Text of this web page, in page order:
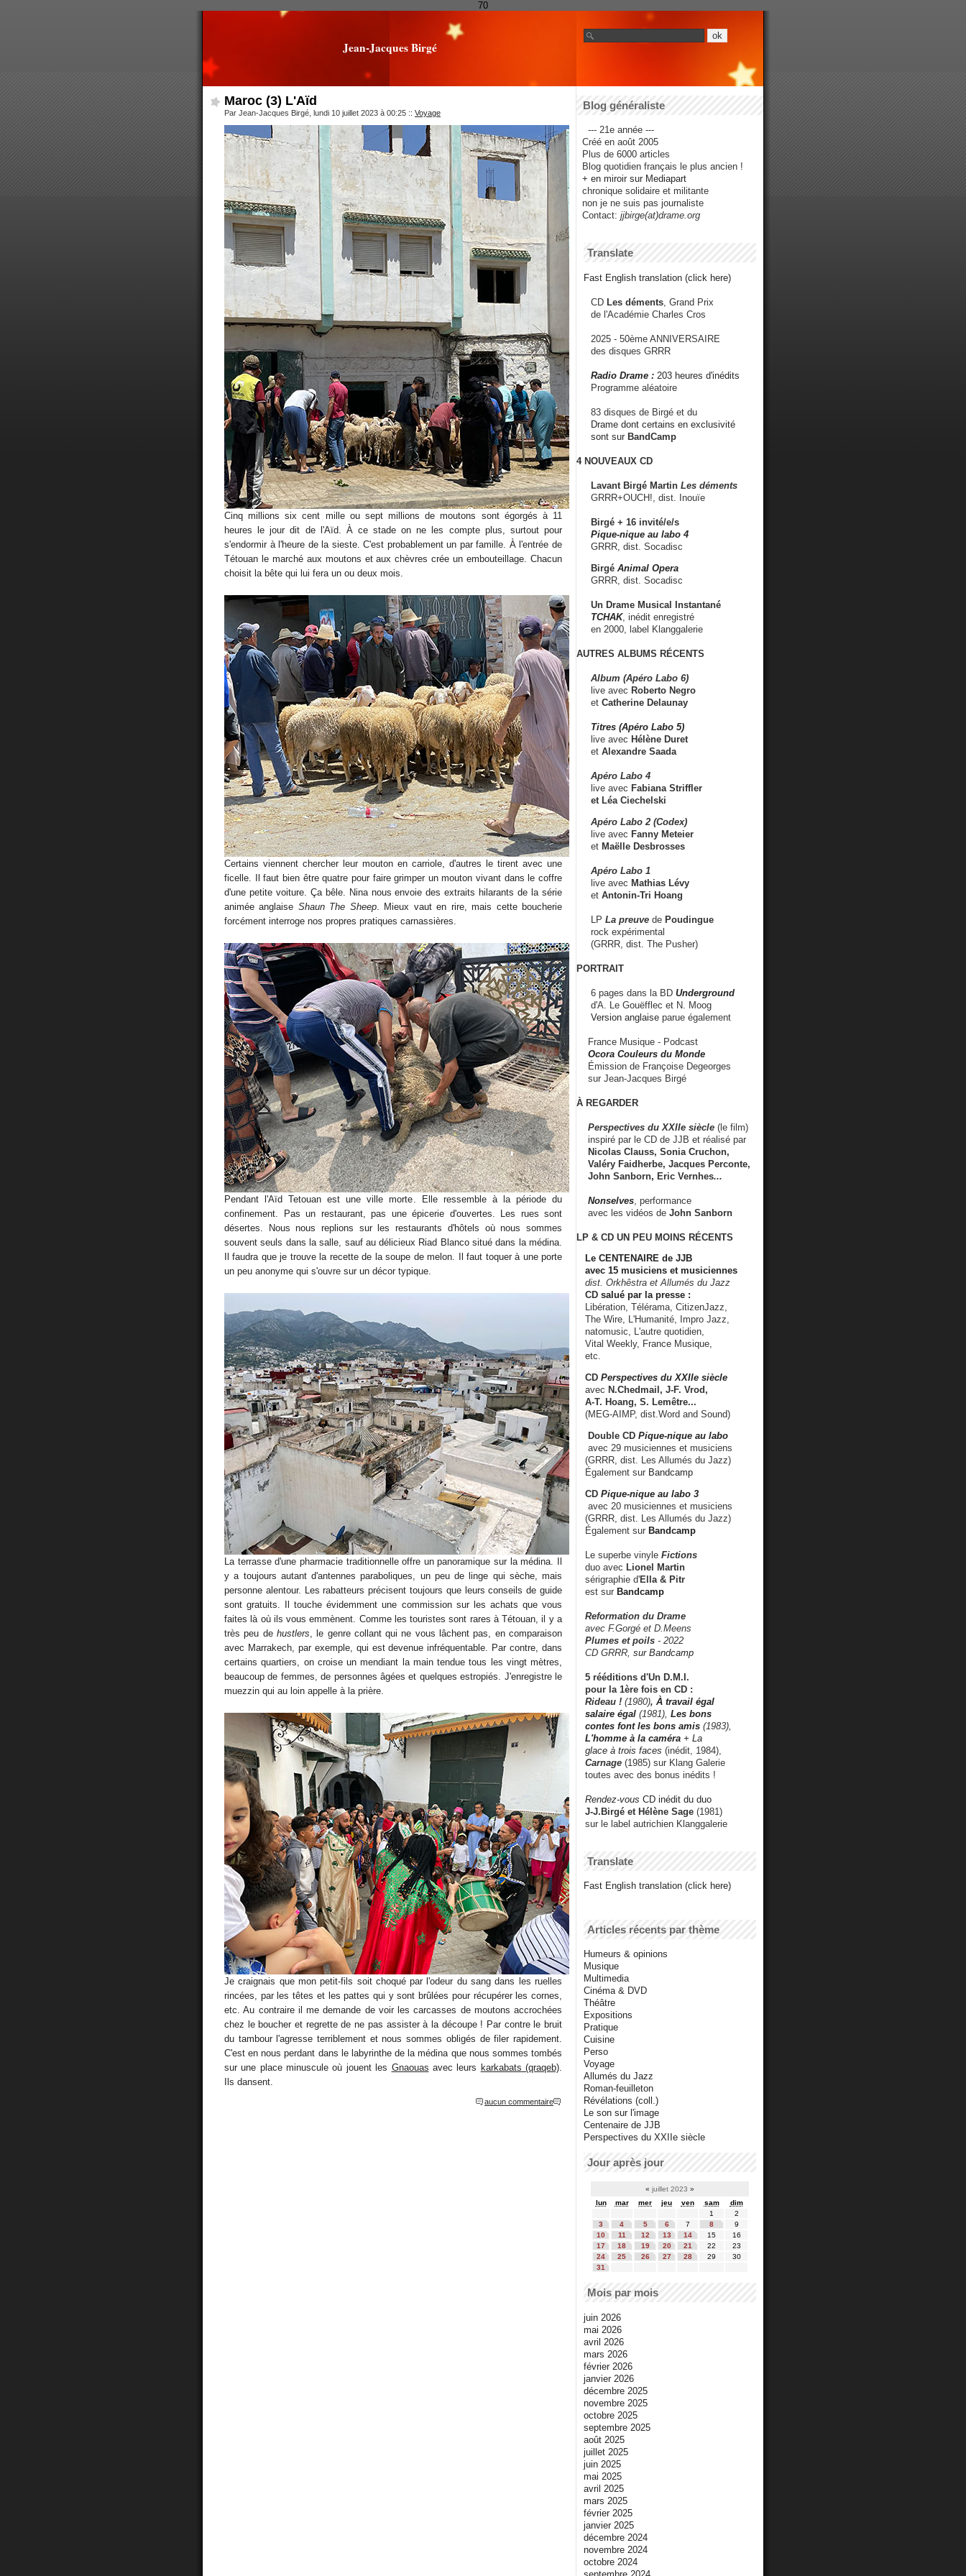
70
Jean-Jacques Birgé
Maroc (3) L'Aïd
Par Jean-Jacques Birgé, lundi 10 juillet 2023 à 00:25 :: Voyage
Cinq millions six cent mille ou sept millions de moutons sont égorgés à 11
heures le jour dit de l'Aïd. À ce stade on ne les compte plus, surtout pour
s'endormir à l'heure de la sieste. C'est probablement un par famille. À l'entrée de
Tétouan le marché aux moutons et aux chèvres crée un embouteillage. Chacun
choisit la bête qui lui fera un ou deux mois.
Certains viennent chercher leur mouton en carriole, d'autres le tirent avec une
ficelle. Il faut bien être quatre pour faire grimper un mouton vivant dans le coffre
d'une petite voiture. Ça bêle. Nina nous envoie des extraits hilarants de la série
animée anglaise Shaun The Sheep. Mieux vaut en rire, mais cette boucherie
forcément interroge nos propres pratiques carnassières.
Pendant l'Aïd Tetouan est une ville morte. Elle ressemble à la période du
confinement. Pas un restaurant, pas une épicerie d'ouvertes. Les rues sont
désertes. Nous nous replions sur les restaurants d'hôtels où nous sommes
souvent seuls dans la salle, sauf au délicieux Riad Blanco situé dans la médina.
Il faudra que je trouve la recette de la soupe de melon. Il faut toquer à une porte
un peu anonyme qui s'ouvre sur un décor typique.
La terrasse d'une pharmacie traditionnelle offre un panoramique sur la médina. Il
y a toujours autant d'antennes paraboliques, un peu de linge qui sèche, mais
personne alentour. Les rabatteurs précisent toujours que leurs conseils de guide
sont gratuits. Il touche évidemment une commission sur les achats que vous
faites là où ils vous emmènent. Comme les touristes sont rares à Tétouan, il y a
très peu de hustlers , le genre collant qui ne vous lâchent pas, en comparaison
avec Marrakech, par exemple, qui est devenue infréquentable. Par contre, dans
certains quartiers, on croise un mendiant la main tendue tous les vingt mètres,
beaucoup de femmes, de personnes âgées et quelques estropiés. J'enregistre le
muezzin qui au loin appelle à la prière.
Je craignais que mon petit-fils soit choqué par l'odeur du sang dans les ruelles
rincées, par les têtes et les pattes qui y sont brûlées pour récupérer les cornes,
etc. Au contraire il me demande de voir les carcasses de moutons accrochées
chez le boucher et regrette de ne pas assister à la découpe ! Par contre le bruit
du tambour l'agresse terriblement et nous sommes obligés de filer rapidement.
C'est en nous perdant dans le labyrinthe de la médina que nous sommes tombés
sur une place minuscule où jouent les Gnaouas avec leurs karkabats (qraqeb)
Ils dansent.
aucun commentaire
Blog généraliste
--- 21e année ---
Créé en août 2005
Plus de 6000 articles
Blog quotidien français le plus ancien !
+ en miroir sur Mediapart
chronique solidaire et militante
non je ne suis pas journaliste
Contact: jjbirge(at)drame.org
Translate
Fast English translation (click here)
CD Les déments , Grand Prix
de l'Académie Charles Cros
2025 - 50ème ANNIVERSAIRE
des disques GRRR
Radio Drame : 203 heures d'inédits
Programme aléatoire
83 disques de Birgé et du
Drame dont certains en exclusivité
sont sur BandCamp
4 NOUVEAUX CD
Lavant Birgé Martin Les déments
GRRR+OUCH!, dist. Inouïe
Birgé + 16 invité/e/s
Pique-nique au labo 4
GRRR, dist. Socadisc
Birgé Animal Opera
GRRR, dist. Socadisc
Un Drame Musical Instantané
TCHAK, inédit enregistré
en 2000, label Klanggalerie
AUTRES ALBUMS RÉCENTS
Album (Apéro Labo 6)
live avec Roberto Negro
et Catherine Delaunay
Titres (Apéro Labo 5)
live avec Hélène Duret
et Alexandre Saada
Apéro Labo 4
live avec Fabiana Striffler
et Léa Ciechelski
Apéro Labo 2 (Codex)
live avec Fanny Meteier
et Maëlle Desbrosses
Apéro Labo 1
live avec Mathias Lévy
et Antonin-Tri Hoang
LP La preuve de Poudingue
rock expérimental
(GRRR, dist. The Pusher)
PORTRAIT
6 pages dans la BD Underground
d'A. Le Gouëfflec et N. Moog
Version anglaise parue également
France Musique - Podcast
Ocora Couleurs du Monde
Émission de Françoise Degeorges
sur Jean-Jacques Birgé
À REGARDER
Perspectives du XXIIe siècle (le film)
inspiré par le CD de JJB et réalisé par
Nicolas Clauss, Sonia Cruchon,
Valéry Faidherbe, Jacques Perconte,
John Sanborn, Eric Vernhes...
Nonselves , performance
avec les vidéos de John Sanborn
LP & CD UN PEU MOINS RÉCENTS
Le CENTENAIRE de JJB
avec 15 musiciens et musiciennes
dist. Orkhêstra et Allumés du Jazz
CD salué par la presse :
Libération, Télérama, CitizenJazz,
The Wire, L'Humanité, Impro Jazz,
natomusic, L'autre quotidien,
Vital Weekly, France Musique,
etc.
CD Perspectives du XXIIe siècle
avec N.Chedmail, J-F. Vrod,
A-T. Hoang, S. Lemêtre...
(MEG-AIMP, dist.Word and Sound)
Double CD Pique-nique au labo
avec 29 musiciennes et musiciens
(GRRR, dist. Les Allumés du Jazz)
Également sur Bandcamp
CD Pique-nique au labo 3
avec 20 musiciennes et musiciens
(GRRR, dist. Les Allumés du Jazz)
Également sur Bandcamp
Le superbe vinyle Fictions
duo avec Lionel Martin
sérigraphie d'Ella & Pitr
est sur Bandcamp
Reformation du Drame
avec F.Gorgé et D.Meens
Plumes et poils - 2022
CD GRRR, sur Bandcamp
5 rééditions d'Un D.M.I.
pour la 1ère fois en CD :
Rideau ! (1980), À travail égal
salaire égal (1981), Les bons
contes font les bons amis (1983),
L'homme à la caméra + La
glace à trois faces (inédit, 1984),
Carnage (1985) sur Klang Galerie
toutes avec des bonus inédits !
Rendez-vous CD inédit du duo
J-J.Birgé et Hélène Sage (1981)
sur le label autrichien Klanggalerie
Translate
Fast English translation (click here)
Articles récents par thème
Humeurs & opinions
Musique
Multimedia
Cinéma & DVD
Théâtre
Expositions
Pratique
Cuisine
Perso
Voyage
Allumés du Jazz
Roman-feuilleton
Révélations (coll.)
Le son sur l'image
Centenaire de JJB
Perspectives du XXIIe siècle
Jour après jour
« juillet 2023 »
lun
mar mer jeu ven sam
dim
1
2
3
4 5 6 7 8
9
10
11 12 13 14 15
16
17
18 19 20 21 22
23
24
25 26 27 28 29
30
31
Mois par mois
juin 2026
mai 2026
avril 2026
mars 2026
février 2026
janvier 2026
décembre 2025
novembre 2025
octobre 2025
septembre 2025
août 2025
juillet 2025
juin 2025
mai 2025
avril 2025
mars 2025
février 2025
janvier 2025
décembre 2024
novembre 2024
octobre 2024